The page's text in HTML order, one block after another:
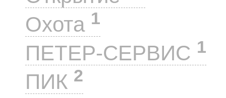
Охота 1
ПЕТЕР-СЕРВИС 1
ПИК 2